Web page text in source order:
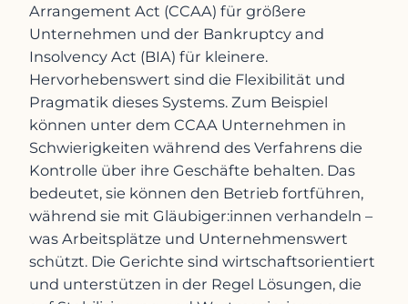
Arrangement Act (CCAA) für größere
Unternehmen und der Bankruptcy and
Insolvency Act (BIA) für kleinere.
Hervorhebenswert sind die Flexibilität und
Pragmatik dieses Systems. Zum Beispiel
können unter dem CCAA Unternehmen in
Schwierigkeiten während des Verfahrens die
Kontrolle über ihre Geschäfte behalten. Das
bedeutet, sie können den Betrieb fortführen,
während sie mit Gläubiger:innen verhandeln –
was Arbeitsplätze und Unternehmenswert
schützt. Die Gerichte sind wirtschaftsorientiert
und unterstützen in der Regel Lösungen, die